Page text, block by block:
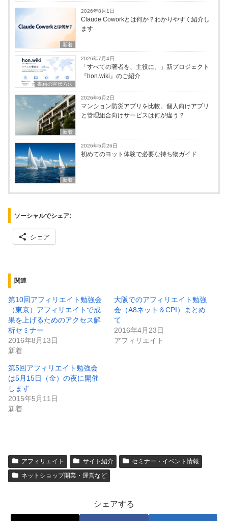
新着
2026年8月1日
Claude Coworkとは何か？わかりやすく紹介し
ます
書籍の宣伝方法
2026年7月4日
「すべての著者を、主役に。」新プロジェクト
『hon.wiki』のご紹介
新着
2026年6月2日
マンション防災アプリを比較。個人向けアプリ
と管理組合向けサービスは何が違う？
新着
2026年5月26日
初めてのヨット体験で必要な持ち物ガイド
ソーシャルでシェア:
シェア
関連
第10回アフィリエイト勉強会
（東京）アフィリエイトで成
果を上げるためのアクセス解
析セミナー
2016年8月13日
新着
大阪でのアフィリエイト勉強
会（A8ネット＆CPI）まとめ
て
2016年4月23日
アフィリエイト
第5回アフィリエイト勉強会
は5月15日（金）の夜に開催
します
2015年5月11日
新着
アフィリエイト サイト紹介
セミナー・イベント情報
ネットショップ開業・運営など
シェアする